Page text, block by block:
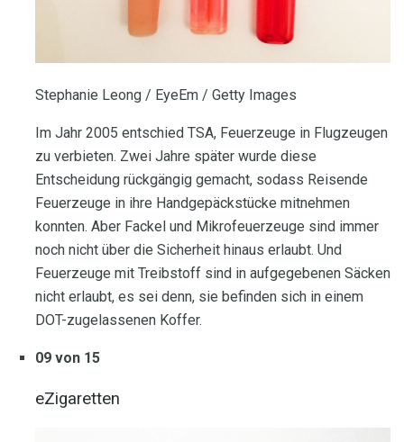
Stephanie Leong / EyeEm / Getty Images
Im Jahr 2005 entschied TSA, Feuerzeuge in Flugzeugen
zu verbieten. Zwei Jahre später wurde diese
Entscheidung rückgängig gemacht, sodass Reisende
Feuerzeuge in ihre Handgepäckstücke mitnehmen
konnten. Aber Fackel und Mikrofeuerzeuge sind immer
noch nicht über die Sicherheit hinaus erlaubt. Und
Feuerzeuge mit Treibstoff sind in aufgegebenen Säcken
nicht erlaubt, es sei denn, sie befinden sich in einem
DOT-zugelassenen Koffer.
09 von 15
eZigaretten